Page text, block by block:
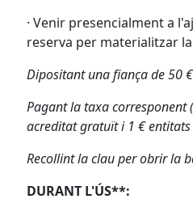
· Venir presencialment a
reserva per materialitzar
Dipositant una fiança de 50 €
Pagant la taxa corresponent
acreditat gratuït i 1 €
Recollint la clau per obrir la
DURANT L'ÚS**: